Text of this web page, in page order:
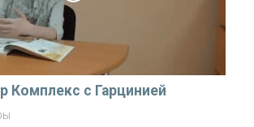
Комплекс с Гарцинией